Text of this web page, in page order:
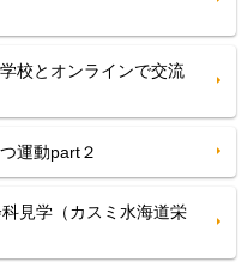
校とオンラインで交流
運動part２
見学（カスミ水海道栄